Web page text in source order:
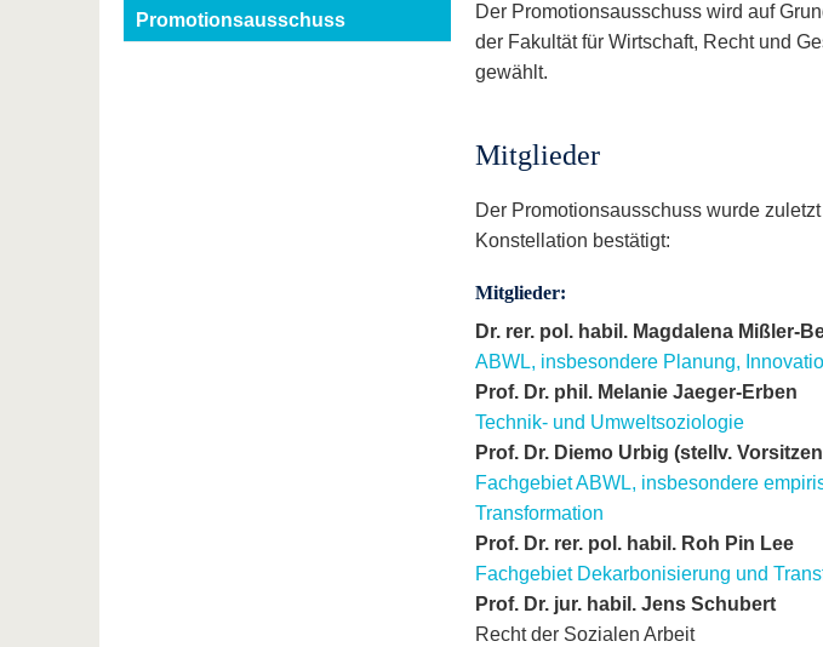
Promotionsausschuss
Der Promotionsausschuss wird auf
der Fakultät für Wirtschaft, Recht und
gewählt.
Mitglieder
Der Promotionsausschuss wurde
Konstellation bestätigt:
Mitglieder:
Dr. rer. pol. habil. Magdalena Mißler-
ABWL, insbesondere Planung,
Prof. Dr. phil. Melanie Jaeger-Erben
Technik- und Umweltsoziologie
Prof. Dr. Diemo Urbig (stellv.
Fachgebiet ABWL, insbesondere
Transformation
Prof. Dr. rer. pol. habil. Roh Pin Lee
Fachgebiet Dekarbonisierung und
Prof. Dr. jur. habil. Jens Schubert
Recht der Sozialen Arbeit